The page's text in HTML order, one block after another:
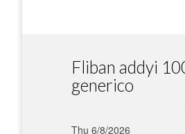
Fliban addyi
generico
Thu 6/8/2026